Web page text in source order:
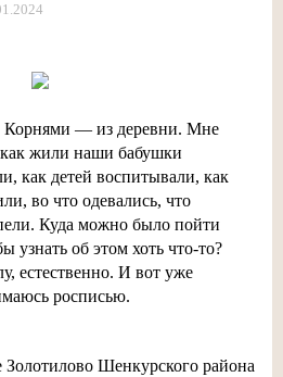
— из деревни. Мне
как жили наши бабушки
как детей воспитывали, как
во что одевались, что
Куда можно было пойти
узнать об этом хоть что-то?
естественно. И вот уже
росписью.
Шенкурского района